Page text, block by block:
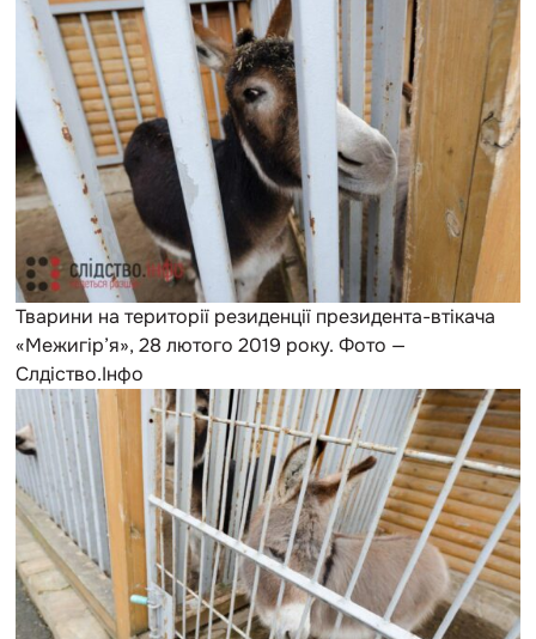
Тварини на території резиденції президента-втікача
«Межигір’я», 28 лютого 2019 року. Фото —
Слдіство.Інфо